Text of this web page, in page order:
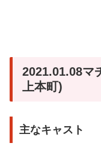
2021.01.08マ
上本町)
主なキャスト